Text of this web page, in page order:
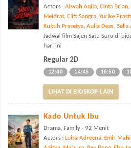
Actors : Aisyah Aqila, Cinta Brian,
Meldrat, Clift Sangra, Yurike
Kukuh Prasetya, Aulia Deas, Bella
Jadwal film Sajen Satu Suro di
hari ini
Regular 2D
12:40 14:45 16:50
LIHAT DI BIOSKOP LAIN
Kado Untuk Ibu
Drama, Family - 92 Menit
Actors : Luisa Adreena, Emir